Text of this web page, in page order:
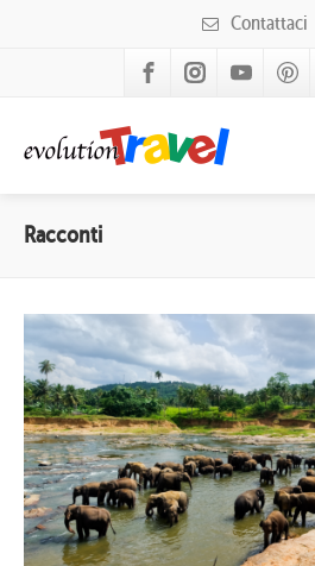
Contattaci
Racconti